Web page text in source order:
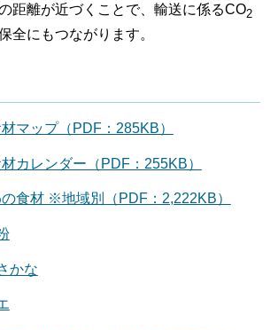
距離が近づくことで、輸送に係るCO2
全にもつながります。
マップ（PDF：285KB）
カレンダー（PDF：255KB）
食材 ※地域別（PDF：2,222KB）
かな